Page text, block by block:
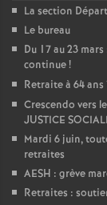
La section
Le bureau
Du 17 au 23
continue!
Retraite à 64 ans
Crescendo vers
JUSTICE
Mardi 6 juin,
retraites
AESH : grève
Retraites :